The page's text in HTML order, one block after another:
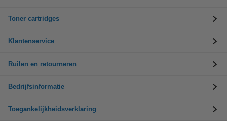
Toner cartridges
Klantenservice
Ruilen en retourneren
Bedrijfsinformatie
Toegankelijkheidsverklaring